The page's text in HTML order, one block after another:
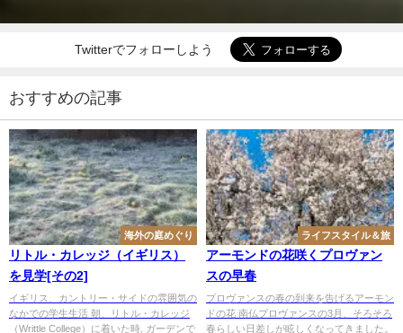
Twitterでフォローしよう
おすすめの記事
海外の庭めぐり
リトル・カレッジ（イギリス）
を見学[その2]
イギリス、カントリー・サイドの雰囲気の
なかでの学生生活 朝、リトル・カレッジ
（Writtle College）に着いた時, ガーデンで
ライフスタイル＆旅
アーモンドの花咲くプロヴァン
スの早春
プロヴァンスの春の到来を告げるアーモン
ドの花 南仏プロヴァンスの3月、そろそろ
春らしい日差しが眩しくなってきました。